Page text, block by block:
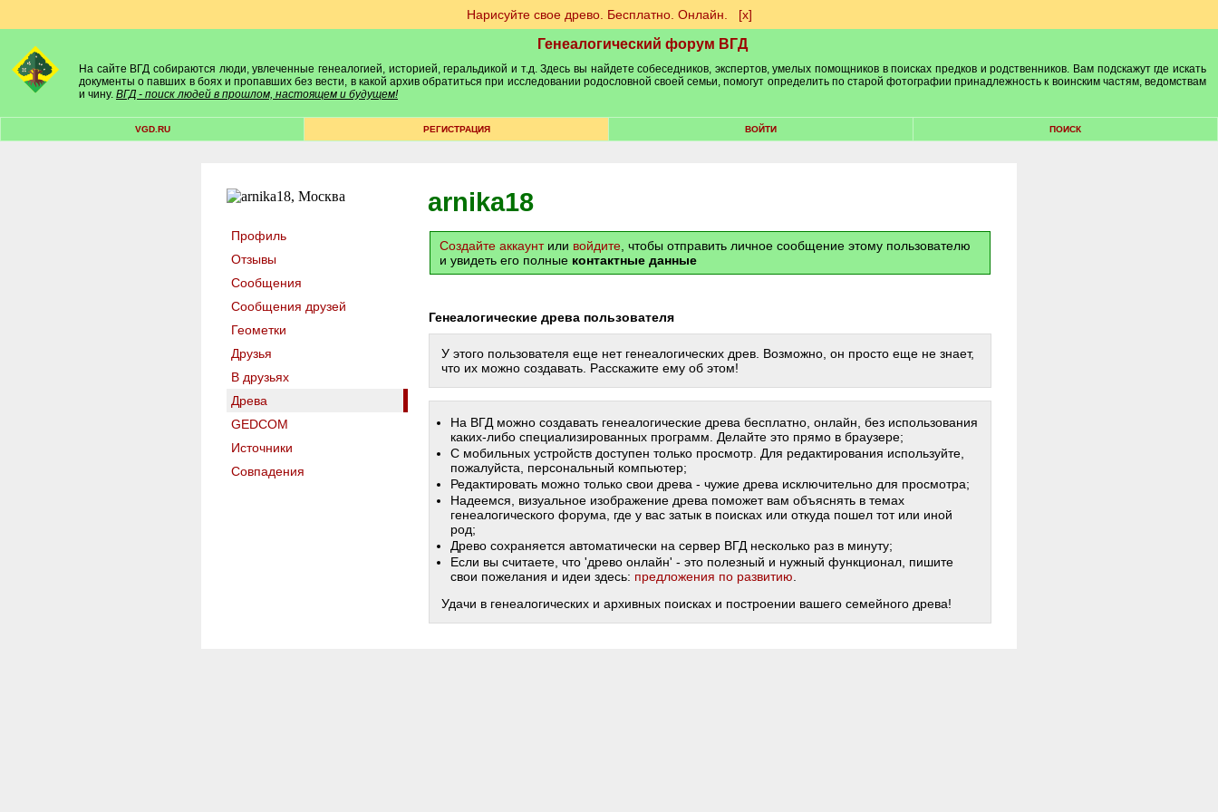
Нарисуйте свое древо. Бесплатно. Онлайн. [х]
Генеалогический форум ВГД
На сайте ВГД собираются люди, увлеченные генеалогией, историей, геральдикой и т.д. Здесь вы найдете собеседников, экспертов, умелых помощников в поисках предков и родственников. Вам подскажут где искать
документы о павших в боях и пропавших без вести, в какой архив обратиться при исследовании родословной своей семьи, помогут определить по старой фотографии принадлежность к воинским частям, ведомствам
и чину. ВГД - поиск людей в прошлом, настоящем и будущем!
VGD.RU РЕГИСТРАЦИЯ ВОЙТИ ПОИСК
Профиль
Отзывы
Сообщения
Сообщения друзей
Геометки
Друзья
В друзьях
Древа
GEDCOM
Источники
Совпадения
arnika18
Создайте аккаунтили войдите , чтобы отправить личное сообщение этому пользователю
и увидеть его полные контактные данные
Генеалогические древа пользователя
У этого пользователя еще нет генеалогических древ. Возможно, он просто еще не знает,
что их можно создавать. Расскажите ему об этом!
На ВГД можно создавать генеалогические древа бесплатно, онлайн, без использования
каких-либо специализированных программ. Делайте это прямо в браузере;
С мобильных устройств доступен только просмотр. Для редактирования используйте,
пожалуйста, персональный компьютер;
Редактировать можно только свои древа - чужие древа исключительно для просмотра;
Надеемся, визуальное изображение древа поможет вам объяснять в темах
генеалогического форума, где у вас затык в поисках или откуда пошел тот или иной
род;
Древо сохраняется автоматически на сервер ВГД несколько раз в минуту;
Если вы считаете, что 'древо онлайн' - это полезный и нужный функционал, пишите
свои пожелания и идеи здесь: предложения по развитию
Удачи в генеалогических и архивных поисках и построении вашего семейного древа!